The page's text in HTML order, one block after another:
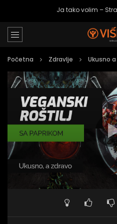
Ja tako volim –
Početna Zdravlje Ukusno